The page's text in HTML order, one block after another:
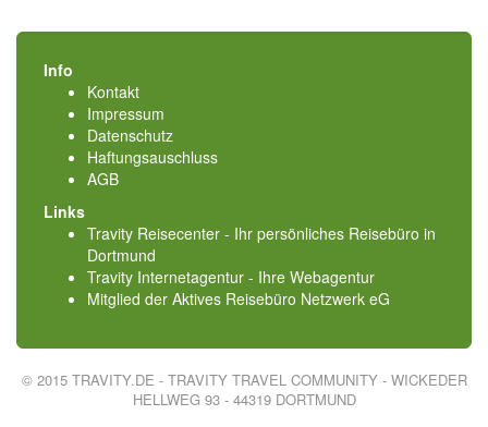
Info
Kontakt
Impressum
Datenschutz
Haftungsauschluss
AGB
Links
Travity Reisecenter - Ihr persönliches Reisebüro in
Dortmund
Travity Internetagentur - Ihre Webagentur
Mitglied der Aktives Reisebüro Netzwerk eG
© 2015 TRAVITY.DE - TRAVITY TRAVEL COMMUNITY - WICKEDER
HELLWEG 93 - 44319 DORTMUND